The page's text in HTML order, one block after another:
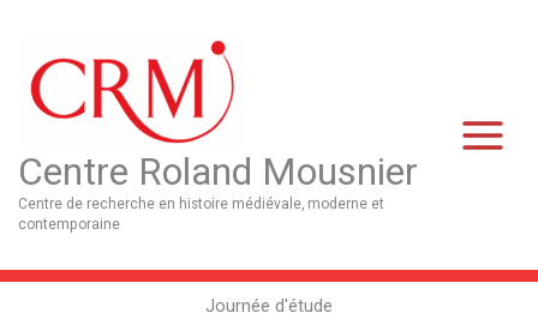
contenu
Centre Roland Mousnier
Centre de recherche en histoire médiévale, moderne et
contemporaine
Journée d'étude